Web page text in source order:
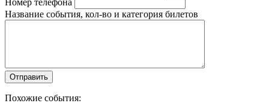
Название события, кол-во и категория билетов
Похожие события: